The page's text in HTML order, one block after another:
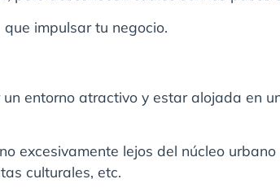
impulsar tu negocio.
entorno atractivo y estar alojada en
excesivamente lejos del núcleo urbano
culturales, etc.